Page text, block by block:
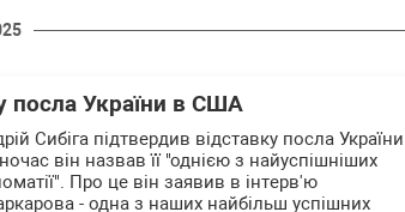
посла України в США
Сибіга підтвердив відставку посла України
він назвав її "однією з найуспішніших
Про це він заявив в інтерв'ю
- одна з наших найбільш успішних